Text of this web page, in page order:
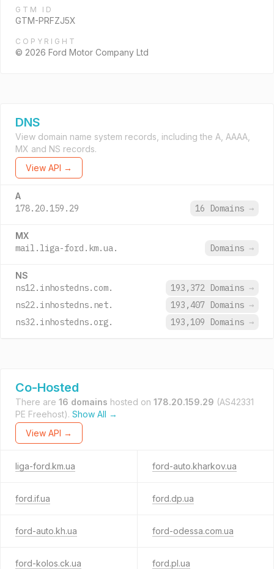
GTM ID
GTM-PRFZJ5X
COPYRIGHT
© 2026 Ford Motor Company Ltd
DNS
View domain name system records, including the A, AAAA,
MX and NS records.
View API →
A
178.20.159.29 16 Domains →
MX
mail.liga-ford.km.ua. Domains →
NS
ns12.inhostedns.com. 193,372 Domains →
ns22.inhostedns.net.
193,407 Domains →
ns32.inhostedns.org.
193,109 Domains →
Co-Hosted
There are 16 domains hosted on 178.20.159.29 (AS42331
PE Freehost). Show All →
View API →
liga-ford.km.ua ford-auto.kharkov.ua
ford.if.ua ford.dp.ua
ford-auto.kh.ua ford-odessa.com.ua
ford-kolos.ck.ua ford.pl.ua